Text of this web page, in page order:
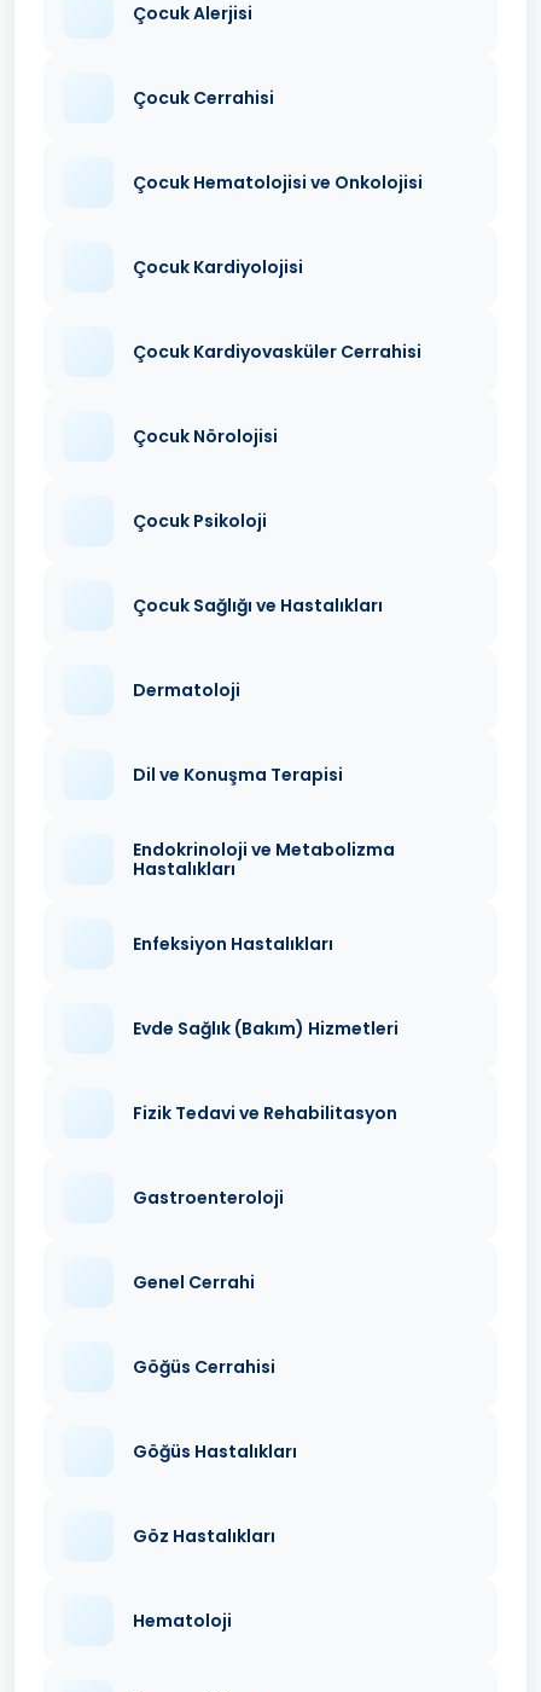
Çocuk Alerjisi
Çocuk Cerrahisi
Çocuk Hematolojisi ve Onkolojisi
Çocuk Kardiyolojisi
Çocuk Kardiyovasküler Cerrahisi
Çocuk Nörolojisi
Çocuk Psikoloji
Çocuk Sağlığı ve Hastalıkları
Dermatoloji
Dil ve Konuşma Terapisi
Endokrinoloji ve Metabolizma
Hastalıkları
Enfeksiyon Hastalıkları
Evde Sağlık (Bakım) Hizmetleri
Fizik Tedavi ve Rehabilitasyon
Gastroenteroloji
Genel Cerrahi
Göğüs Cerrahisi
Göğüs Hastalıkları
Göz Hastalıkları
Hematoloji